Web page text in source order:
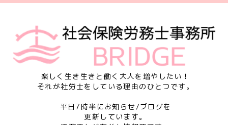
楽しく生き生きと働く大人を増やしたい！
それが社労士をしている理由のひとつです。
平日7時半にお知らせ/ブログを
更新しています。